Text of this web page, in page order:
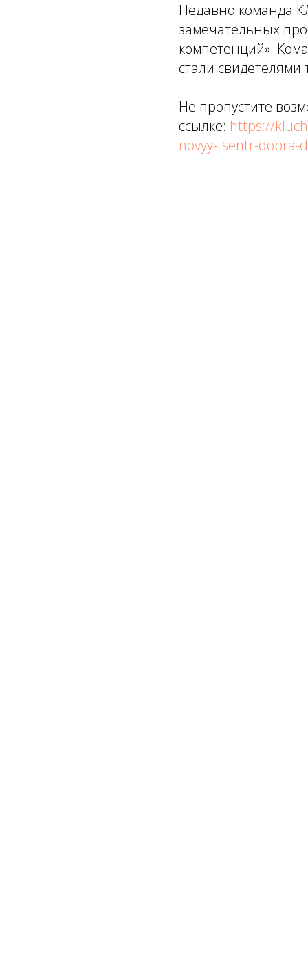
Недавно команда
замечательных
компетенций».
стали
Не пропустите
ссылке: https://
novyy-tsentr-dobra-